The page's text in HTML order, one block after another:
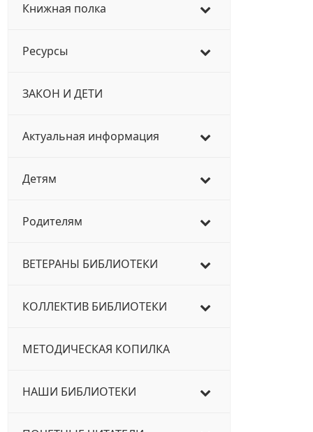
Книжная полка
Ресурсы
ЗАКОН И ДЕТИ
Актуальная информация
Детям
Родителям
ВЕТЕРАНЫ БИБЛИОТЕКИ
КОЛЛЕКТИВ БИБЛИОТЕКИ
МЕТОДИЧЕСКАЯ КОПИЛКА
НАШИ БИБЛИОТЕКИ